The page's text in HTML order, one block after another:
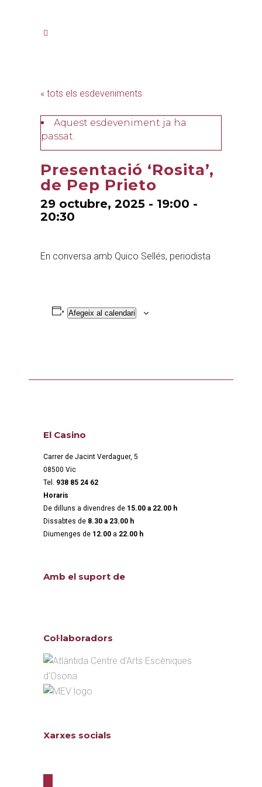
« tots els esdeveniments
Aquest esdeveniment ja ha
passat.
Presentació ‘Rosita’,
de Pep Prieto
29 octubre, 2025 - 19:00 -
20:30
En conversa amb Quico Sellés, periodista
Afegeix al calendari
El Casino
Carrer de Jacint Verdaguer, 5
08500 Vic
Tel. 938 85 24 62
Horaris
De dilluns a divendres de 15.00 a 22.00 h
Dissabtes de 8.30 a 23.00 h
Diumenges de 12.00 a 22.00 h
Amb el suport de
Col·laboradors
Xarxes socials